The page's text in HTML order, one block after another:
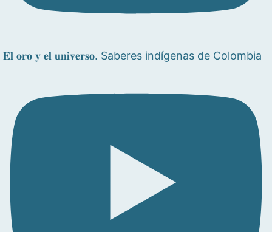
𝐄𝐥 𝐨𝐫𝐨 𝐲 𝐞𝐥 𝐮𝐧𝐢𝐯𝐞𝐫𝐬𝐨. Saberes indígenas de Colombia